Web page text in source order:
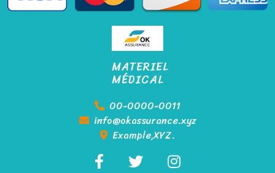
MATERIEL
MÉDICAL
00-0000-0011
info@okassurance.xyz
Example,XYZ.